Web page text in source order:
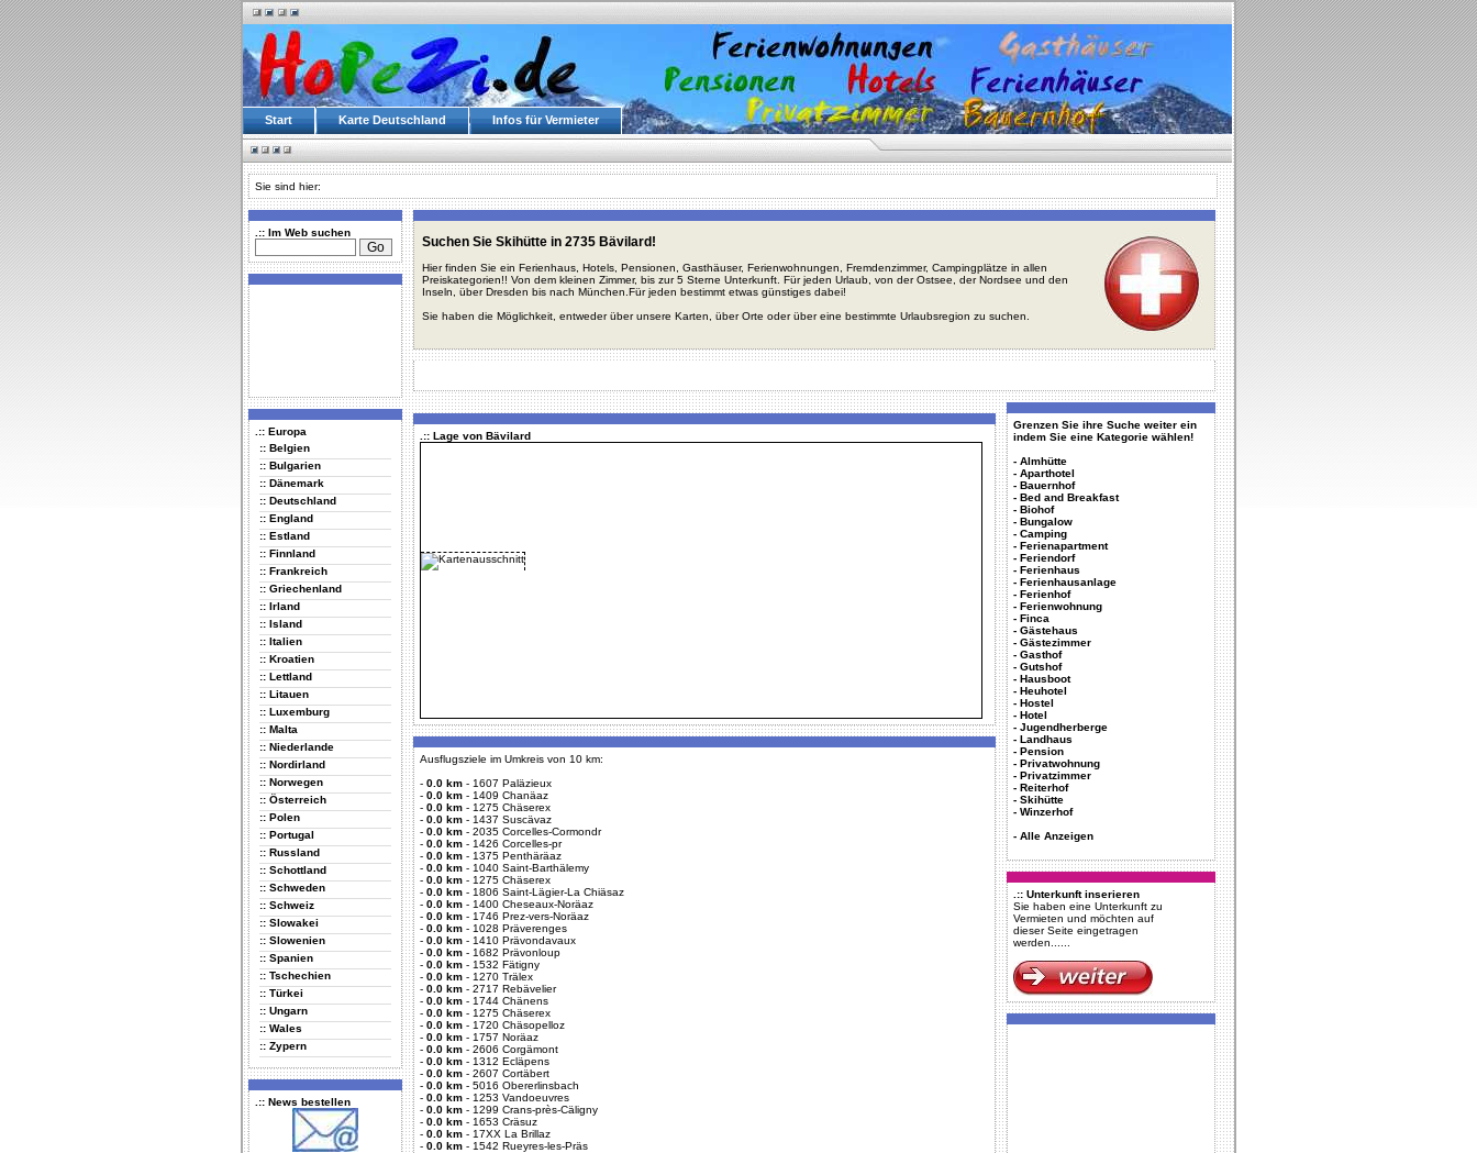
Start Karte Deutschland Infos für Vermieter
Sie sind hier:
.:: Im Web suchen
.:: Europa
:: Belgien
:: Bulgarien
:: Dänemark
:: Deutschland
:: England
:: Estland
:: Finnland
:: Frankreich
:: Griechenland
:: Irland
:: Island
:: Italien
:: Kroatien
:: Lettland
:: Litauen
:: Luxemburg
:: Malta
:: Niederlande
:: Nordirland
:: Norwegen
:: Österreich
:: Polen
:: Portugal
:: Russland
:: Schottland
:: Schweden
:: Schweiz
:: Slowakei
:: Slowenien
:: Spanien
:: Tschechien
:: Türkei
:: Ungarn
:: Wales
:: Zypern
.:: News bestellen
Suchen Sie Skihütte in 2735 Bävilard!
Hier finden Sie ein Ferienhaus, Hotels, Pensionen, Gasthäuser, Ferienwohnungen, Fremdenzimmer, Campingplätze in allen
Preiskategorien!! Von dem kleinen Zimmer, bis zur 5 Sterne Unterkunft. Für jeden Urlaub, von der Ostsee, der Nordsee und den
Inseln, über Dresden bis nach München.Für jeden bestimmt etwas günstiges dabei!
Sie haben die Möglichkeit, entweder über unsere Karten, über Orte oder über eine bestimmte Urlaubsregion zu suchen.
.:: Lage von Bävilard
Ausflugsziele im Umkreis von 10 km:
- 0.0 km - 1607 Paläzieux
- 0.0 km - 1409 Chanäaz
- 0.0 km - 1275 Chäserex
- 0.0 km - 1437 Suscävaz
- 0.0 km - 2035 Corcelles-Cormondr
- 0.0 km - 1426 Corcelles-pr
- 0.0 km - 1375 Penthäräaz
- 0.0 km - 1040 Saint-Barthälemy
- 0.0 km - 1275 Chäserex
- 0.0 km - 1806 Saint-Lägier-La Chiäsaz
- 0.0 km - 1400 Cheseaux-Noräaz
- 0.0 km - 1746 Prez-vers-Noräaz
- 0.0 km - 1028 Präverenges
- 0.0 km - 1410 Prävondavaux
- 0.0 km - 1682 Prävonloup
- 0.0 km - 1532 Fätigny
- 0.0 km - 1270 Trälex
- 0.0 km - 2717 Rebävelier
- 0.0 km - 1744 Chänens
- 0.0 km - 1275 Chäserex
- 0.0 km - 1720 Chäsopelloz
- 0.0 km - 1757 Noräaz
- 0.0 km - 2606 Corgämont
- 0.0 km - 1312 Ecläpens
- 0.0 km - 2607 Cortäbert
- 0.0 km - 5016 Obererlinsbach
- 0.0 km - 1253 Vandoeuvres
- 0.0 km - 1299 Crans-près-Cäligny
- 0.0 km - 1653 Cräsuz
- 0.0 km - 17XX La Brillaz
- 0.0 km - 1542 Rueyres-les-Präs
Grenzen Sie ihre Suche weiter ein
indem Sie eine Kategorie wählen!
- Almhütte
- Aparthotel
- Bauernhof
- Bed and Breakfast
- Biohof
- Bungalow
- Camping
- Ferienapartment
- Feriendorf
- Ferienhaus
- Ferienhausanlage
- Ferienhof
- Ferienwohnung
- Finca
- Gästehaus
- Gästezimmer
- Gasthof
- Gutshof
- Hausboot
- Heuhotel
- Hostel
- Hotel
- Jugendherberge
- Landhaus
- Pension
- Privatwohnung
- Privatzimmer
- Reiterhof
- Skihütte
- Winzerhof
- Alle Anzeigen
.:: Unterkunft inserieren
Sie haben eine Unterkunft zu
Vermieten und möchten auf
dieser Seite eingetragen
werden......